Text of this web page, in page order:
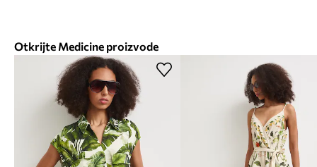
Otkrijte Medicine proizvode